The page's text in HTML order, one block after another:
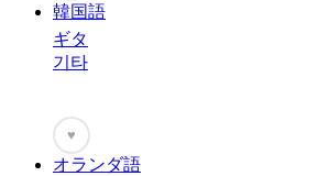
韓国語
ギタ
기타
♥
オランダ語